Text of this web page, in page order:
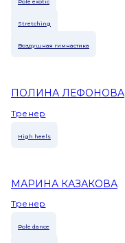
Stretching
Воздушная гимнастика
ПОЛИНА ЛЕФОНОВА
Тренер
High heels
МАРИНА КАЗАКОВА
Тренер
Pole dance